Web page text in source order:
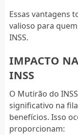
Essas vantagens
valioso para
INSS.
IMPACTO
INSS
O Mutirão do
significativo na
benefícios. Isso
proporcionam: